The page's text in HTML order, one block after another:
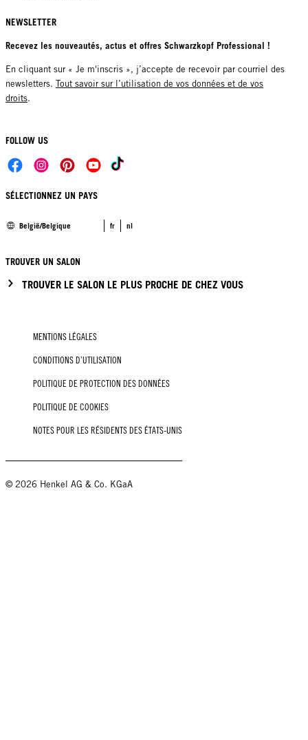
NEWSLETTER
Recevez les nouveautés, actus et offres Schwarzkopf Professional !
En cliquant sur « Je m'inscris », j’accepte de recevoir par courriel des
newsletters. Tout savoir sur l’utilisation de vos données et de vos
droits.
FOLLOW US
SÉLECTIONNEZ UN PAYS
België/Belgique fr nl
TROUVER UN SALON
TROUVER LE SALON LE PLUS PROCHE DE CHEZ VOUS
MENTIONS LÉGALES
CONDITIONS D’UTILISATION
POLITIQUE DE PROTECTION DES DONNÉES
POLITIQUE DE COOKIES
NOTES POUR LES RÉSIDENTS DES ÉTATS-UNIS
© 2026 Henkel AG & Co. KGaA